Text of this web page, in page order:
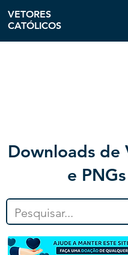
Downloads de
e PNGs
VETORES
CATÓLICOS